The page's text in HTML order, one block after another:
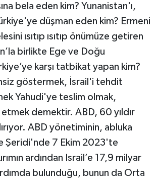
bela eden kim? Yunanistan'ı,
düşman eden kim? Ermeni
ısıtıp ısıtıp önümüze getiren
birlikte Ege ve Doğu
karşı tatbikat yapan kim?
göstermek, İsrail'i tehdit
Yahudi'ye teslim olmak,
demektir. ABD, 60 yıldır
ABD yönetiminin, abluka
Şeridi'nde 7 Ekim 2023'te
ardından Israil’e 17,9 milyar
bulunduğu, bunun da Orta